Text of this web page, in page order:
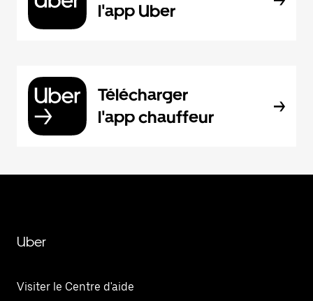
l'app Uber
Télécharger
l'app chauffeur
Uber
Visiter le Centre d'aide